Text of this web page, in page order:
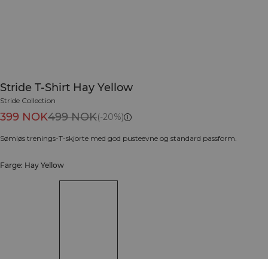
Stride T-Shirt Hay Yellow
Stride Collection
399 NOK499 NOK(-20%)
Sømløs trenings-T-skjorte med god pusteevne og standard passform.
Farge: Hay Yellow